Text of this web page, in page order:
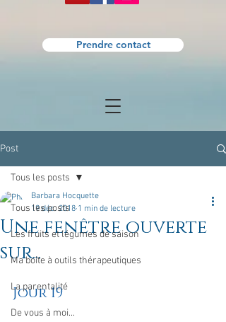
Prendre contact
Post
Tous les posts
Les fruits et légumes de saison
Ma boîte à outils thérapeutiques
La parentalité
De vous à moi...
Tous les posts
Une fenêtre ouverte
sur...
Barbara Hocquette
19 déc. 2018 1 min de lecture
Jour 19